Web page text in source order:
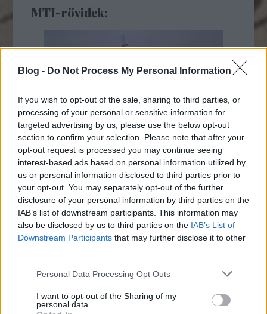
Blog - Do Not Process My Personal Information
If you wish to opt-out of the sale, sharing to third parties, or
processing of your personal or sensitive information for
targeted advertising by us, please use the below opt-out
section to confirm your selection. Please note that after your
opt-out request is processed you may continue seeing
interest-based ads based on personal information utilized by
us or personal information disclosed to third parties prior to
your opt-out. You may separately opt-out of the further
disclosure of your personal information by third parties on the
IAB’s list of downstream participants. This information may
also be disclosed by us to third parties on the IAB’s List of
Downstream Participants that may further disclose it to other
Please note that this website/app uses one or more Google
not limited to your visit or usage behaviour. You may click to
grant or deny consent to Google and its third-party tags to
Personal Data Processing Opt Outs
I want to opt-out of the Sharing of my
personal data.
MTI-rövidek: